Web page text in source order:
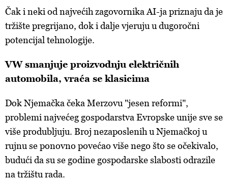
Čak i neki od najvećih zagovornika AI-ja priznaju da je
tržište pregrijano, dok i dalje vjeruju u dugoročni
potencijal tehnologije.
VW smanjuje proizvodnju električnih
automobila, vraća se klasicima
Dok Njemačka čeka Merzovu "jesen reformi",
problemi najvećeg gospodarstva Evropske unije sve se
više produbljuju. Broj nezaposlenih u Njemačkoj u
rujnu se ponovno povećao više nego što se očekivalo,
budući da su se godine gospodarske slabosti odrazile
na tržištu rada.